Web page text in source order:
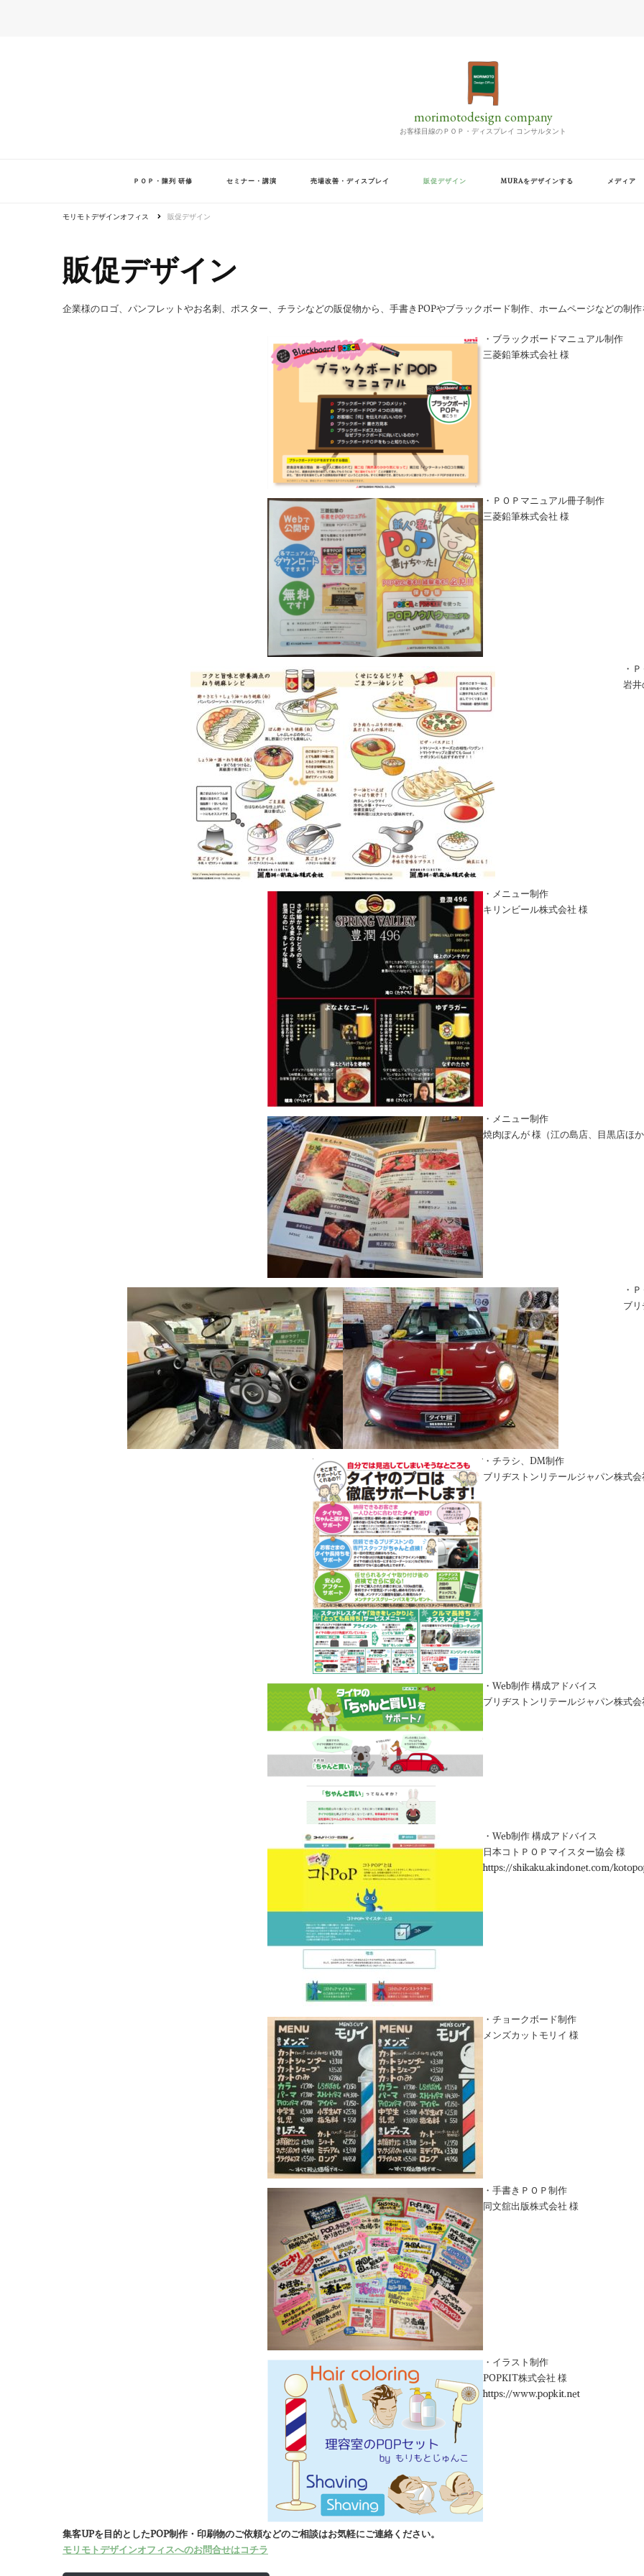
morimotodesign company
お客様目線のＰＯＰ・ディスプレイ コンサルタント
ＰＯＰ・陳列 研修 セミナー・講演 売場改善・ディスプレイ 販促デザイン MURAをデザインする メディア
モリモトデザインオフィス 販促デザイン
販促デザイン
企業様のロゴ、パンフレットやお名刺、ポスター、チラシなどの販促物から、手書きPOPやブラックボード制作、ホームページなどの制
・ブラックボードマニュアル制作
三菱鉛筆株式会社 様
・ＰＯＰマニュアル冊子制作
三菱鉛筆株式会社 様
・
岩井
・メニュー制作
キリンビール株式会社 様
・メニュー制作
焼肉ぽんが 様（江の島店、目黒店ほ
・
ブ
・チラシ、DM制作
ブリヂストンリテールジャパン株式会
・Web制作 構成アドバイス
ブリヂストンリテールジャパン株式会
・Web制作 構成アドバイス
日本コトＰＯＰマイスター協会 様
https://shikaku.akindonet.com/
・チョークボード制作
メンズカットモリイ 様
・手書きＰＯＰ制作
同文舘出版株式会社 様
・イラスト制作
POPKIT株式会社 様
https://www.popkit.net
集客UPを目的としたPOP制作・印刷物のご依頼などのご相談はお気軽にご連絡ください。
モリモトデザインオフィスへのお問合せはコチラ